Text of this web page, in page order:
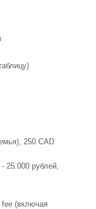
250 CAD
25.000 рублей,
(включая